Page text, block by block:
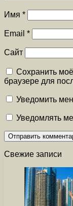
Имя *
Email *
Сайт
Сохранить
браузере для
Уведомить
Уведомлять
Свежие записи